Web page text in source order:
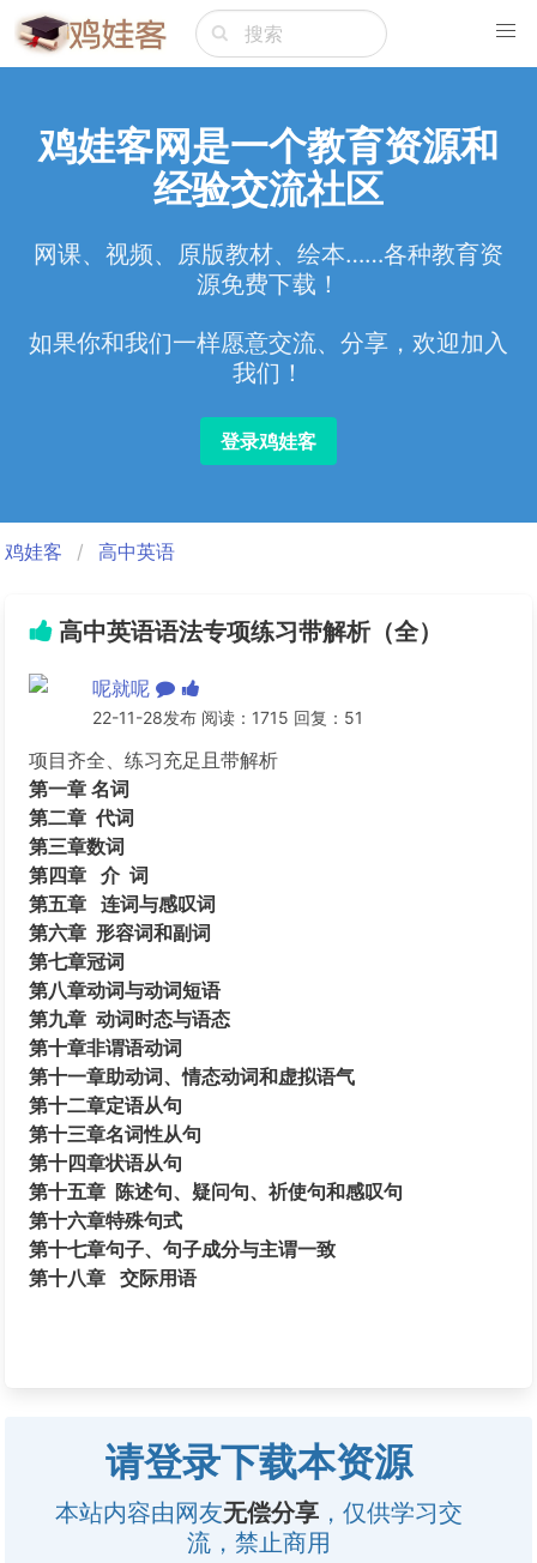
鸡娃客网是一个教育资源和
经验交流社区
网课、视频、原版教材、绘本……各种教育资
源免费下载！
如果你和我们一样愿意交流、分享，欢迎加入
我们！
登录鸡娃客
鸡娃客 高中英语
高中英语语法专项练习带解析（全）
呢就呢
22-11-28发布 阅读：1715 回复：51
项目齐全、练习充足且带解析
第一章 名词
第二章 代词
第三章数词
第四章 介 词
第五章 连词与感叹词
第六章 形容词和副词
第七章冠词
第八章动词与动词短语
第九章 动词时态与语态
第十章非谓语动词
第十一章助动词、情态动词和虚拟语气
第十二章定语从句
第十三章名词性从句
第十四章状语从句
第十五章 陈述句、疑问句、祈使句和感叹句
第十六章特殊句式
第十七章句子、句子成分与主谓一致
第十八章 交际用语
请登录下载本资源
本站内容由网友无偿分享 ，仅供学习交
流，禁止商用